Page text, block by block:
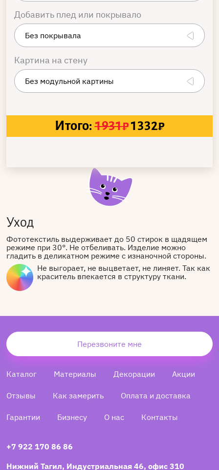
Добавить плед или покрывало
Картина на стену
Итого: 1931₽1332₽
Уход
Фототекстиль выдерживает до 50 стирок в щадящем
режиме при 30°. Не отбеливать. Изделие можно
гладить в деликатном режиме с изнаночной стороны.
Не выгорает, не выцветает, не линяет. Так как
краситель впекается в структуру ткани.
Перезвоните мне
Каталог Материалы Декорации Акции
Отзывы Как замерить Оплата и доставка
Гарантии Бизнесу О нас Контакты
+7 922 170 86 86
Нижний Тагил, Индустриальная 46, офис 310